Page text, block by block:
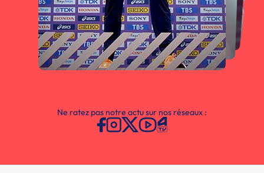
Ne ratez pas notre actu sur nos réseaux :